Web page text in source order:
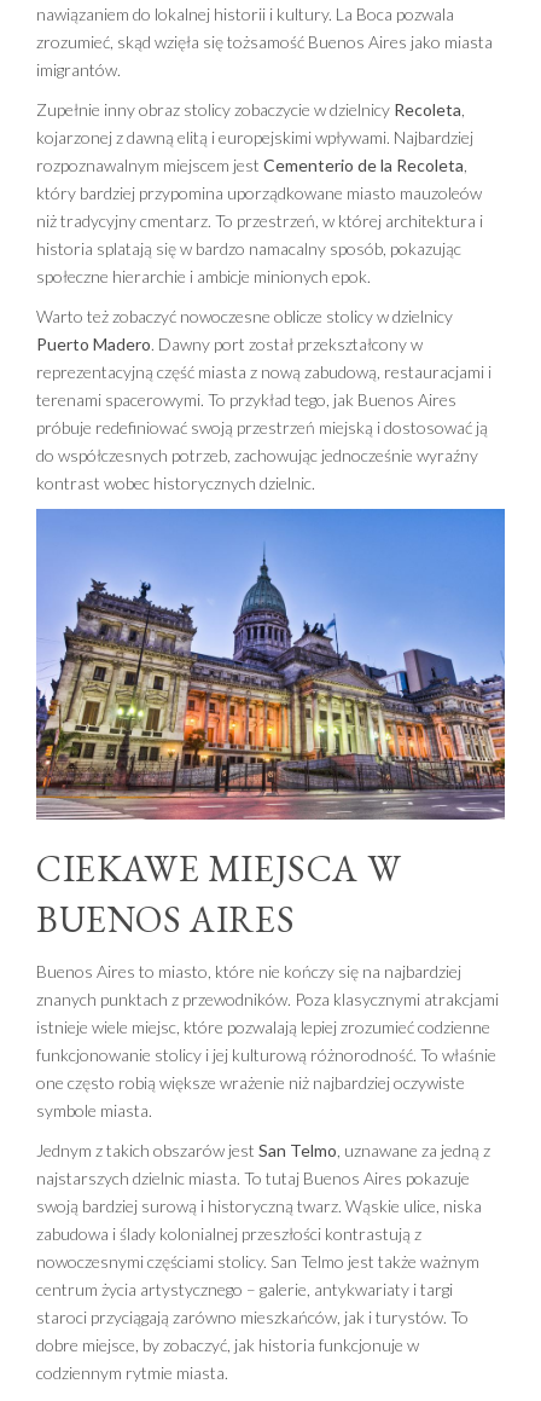
nawiązaniem do lokalnej historii i kultury. La Boca pozwala
zrozumieć, skąd wzięła się tożsamość Buenos Aires jako miasta
imigrantów.
Zupełnie inny obraz stolicy zobaczycie w dzielnicy Recoleta
kojarzonej z dawną elitą i europejskimi wpływami. Najbardziej
rozpoznawalnym miejscem jest Cementerio de la Recoleta
który bardziej przypomina uporządkowane miasto mauzoleów
niż tradycyjny cmentarz. To przestrzeń, w której architektura i
historia splatają się w bardzo namacalny sposób, pokazując
społeczne hierarchie i ambicje minionych epok.
Warto też zobaczyć nowoczesne oblicze stolicy w dzielnicy
Puerto Madero. Dawny port został przekształcony w
reprezentacyjną część miasta z nową zabudową, restauracjami i
terenami spacerowymi. To przykład tego, jak Buenos Aires
próbuje redefiniować swoją przestrzeń miejską i dostosować ją
do współczesnych potrzeb, zachowując jednocześnie wyraźny
kontrast wobec historycznych dzielnic.
CIEKAWE MIEJSCA W
BUENOS AIRES
Buenos Aires to miasto, które nie kończy się na najbardziej
znanych punktach z przewodników. Poza klasycznymi atrakcjami
istnieje wiele miejsc, które pozwalają lepiej zrozumieć codzienne
funkcjonowanie stolicy i jej kulturową różnorodność. To właśnie
one często robią większe wrażenie niż najbardziej oczywiste
symbole miasta.
Jednym z takich obszarów jest San Telmo , uznawane za jedną z
najstarszych dzielnic miasta. To tutaj Buenos Aires pokazuje
swoją bardziej surową i historyczną twarz. Wąskie ulice, niska
zabudowa i ślady kolonialnej przeszłości kontrastują z
nowoczesnymi częściami stolicy. San Telmo jest także ważnym
centrum życia artystycznego – galerie, antykwariaty i targi
staroci przyciągają zarówno mieszkańców, jak i turystów. To
dobre miejsce, by zobaczyć, jak historia funkcjonuje w
codziennym rytmie miasta.